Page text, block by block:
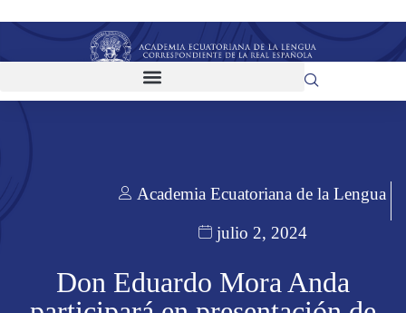
Academia Ecuatoriana de la Lengua
julio 2, 2024
Don Eduardo Mora Anda